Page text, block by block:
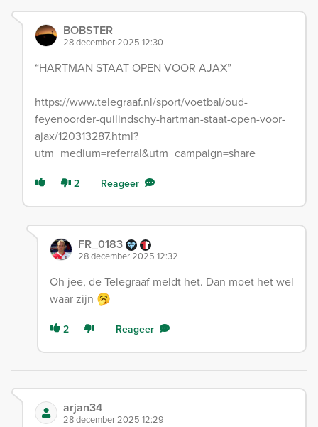
BOBSTER
28 december 2025 12:30
“HARTMAN STAAT OPEN VOOR AJAX”
https://www.telegraaf.nl/sport/voetbal/oud-
feyenoorder-quilindschy-hartman-staat-open-voor-
ajax/120313287.html?
utm_medium=referral&utm_campaign=share
2 Reageer
FR_0183
28 december 2025 12:32
Oh jee, de Telegraaf meldt het. Dan moet het wel
waar zijn 🥱
2 Reageer
arjan34
28 december 2025 12:29